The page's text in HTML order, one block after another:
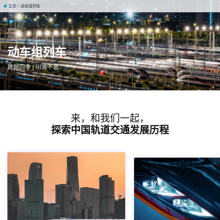
动车组列车
跨越四季 | 川流不息
主页 动车组列车
来，和我们一起，
探索中国轨道交通发展历程